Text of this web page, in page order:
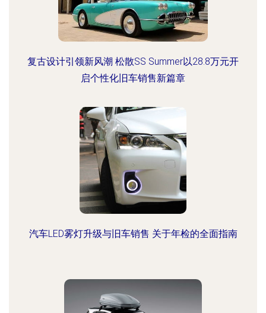
复古设计引领新风潮 松散SS Summer以28.8万元开
启个性化旧车销售新篇章
汽车LED雾灯升级与旧车销售 关于年检的全面指南